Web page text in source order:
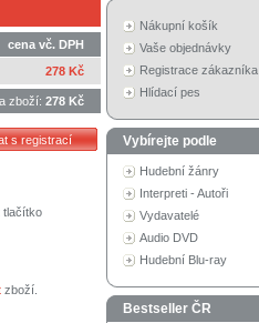
cena vč. DPH
278 Kč
zboží: 278 Kč
tlačítko
zboží.
Nákupní košík
Vaše objednávky
Registrace zákazníka
Hlídací pes
Vybírejte podle
Hudební žánry
Interpreti - Autoři
Vydavatelé
Audio DVD
Hudební Blu-ray
Bestseller ČR